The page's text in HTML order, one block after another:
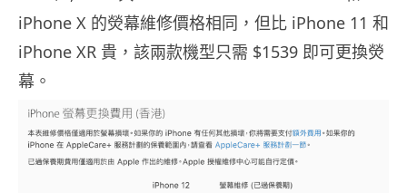
iPhone X 的熒幕維修價格相同，但比 iPhone 11 和
iPhone XR 貴，該兩款機型只需 $1539 即可更換熒
幕。